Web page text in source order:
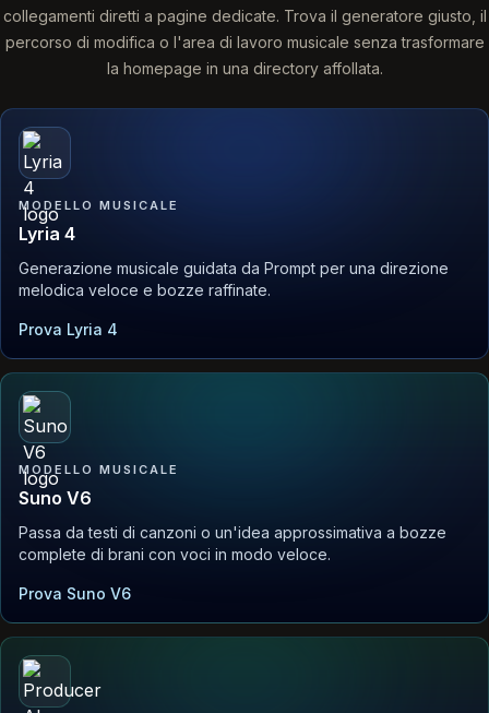
collegamenti diretti a pagine dedicate. Trova il generatore giusto, il
percorso di modifica o l'area di lavoro musicale senza trasformare
la homepage in una directory affollata.
MODELLO MUSICALE
Lyria 4
Generazione musicale guidata da Prompt per una direzione
melodica veloce e bozze raffinate.
Prova Lyria 4
MODELLO MUSICALE
Suno V6
Passa da testi di canzoni o un'idea approssimativa a bozze
complete di brani con voci in modo veloce.
Prova Suno V6